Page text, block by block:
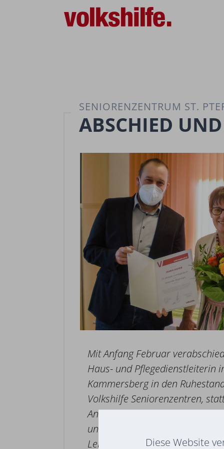
SENIORENZENTRUM ST.
ABSCHIED
Mit Anfang Februar
Haus- und Pflegedienstleiterin
Kammersberg in den
Volkshilfe Seniorenzentren,
Anlass einen Besuch ab,
und begrüßte auch Hermine
Leitungsfunktion.Diese Website